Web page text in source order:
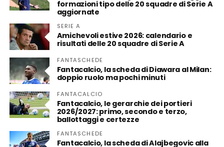
formazioni tipo delle 20 squadre di Serie A
aggiornate
SERIE A
Amichevoli estive 2026: calendario e
risultati delle 20 squadre di Serie A
FANTASCHEDE
Fantacalcio, la scheda di Diawara al Milan:
doppio ruolo ma pochi minuti
FANTACALCIO
Fantacalcio, le gerarchie dei portieri
2026/2027: primo, secondo e terzo,
ballottaggi e certezze
FANTASCHEDE
Fantacalcio, la scheda di Alajbegovic alla